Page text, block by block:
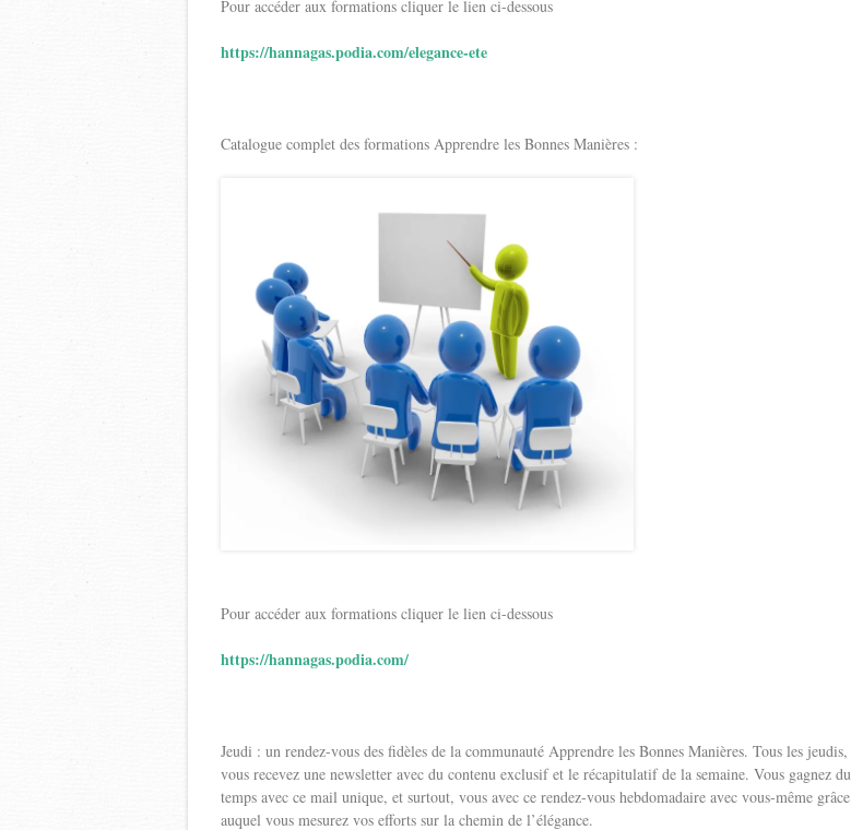
Pour accéder aux formations cliquer le lien ci-dessous
https://hannagas.podia.com/elegance-ete
Catalogue complet des formations Apprendre les Bonnes Manières :
Pour accéder aux formations cliquer le lien ci-dessous
https://hannagas.podia.com/
Jeudi : un rendez-vous des fidèles de la communauté Apprendre les Bonnes Manières. Tous les jeudis,
vous recevez une newsletter avec du contenu exclusif et le récapitulatif de la semaine. Vous gagnez du
temps avec ce mail unique, et surtout, vous avec ce rendez-vous hebdomadaire avec vous-même grâce
auquel vous mesurez vos efforts sur la chemin de l’élégance.